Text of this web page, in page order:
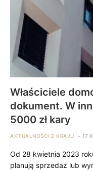
Właściciele
dokument. W
5000 zł kary
AKTUALNOŚCI Z KRAJU 17
Od 28 kwietnia 2023
planują sprzedaż lub